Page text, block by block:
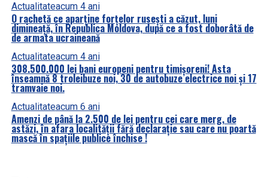
Actualitateacum 4 ani
O rachetă ce aparține forțelor rusești a căzut, luni
dimineață, în Republica Moldova, după ce a fost doborâtă de
de armata ucraineană
Actualitateacum 4 ani
308.500.000 lei bani europeni pentru timișoreni! Asta
înseamnă 8 troleibuze noi, 30 de autobuze electrice noi și 17
tramvaie noi.
Actualitateacum 6 ani
Amenzi de până la 2.500 de lei pentru cei care merg, de
astăzi, în afara localității fără declarație sau care nu poartă
mască în spațiile publice închise !